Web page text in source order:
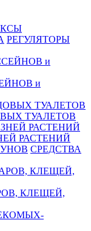
РЕГУЛЯТОРЫ
и
ТУАЛЕТОВ
РАСТЕНИЙ
СРЕДСТВА
КЛЕЩЕЙ,